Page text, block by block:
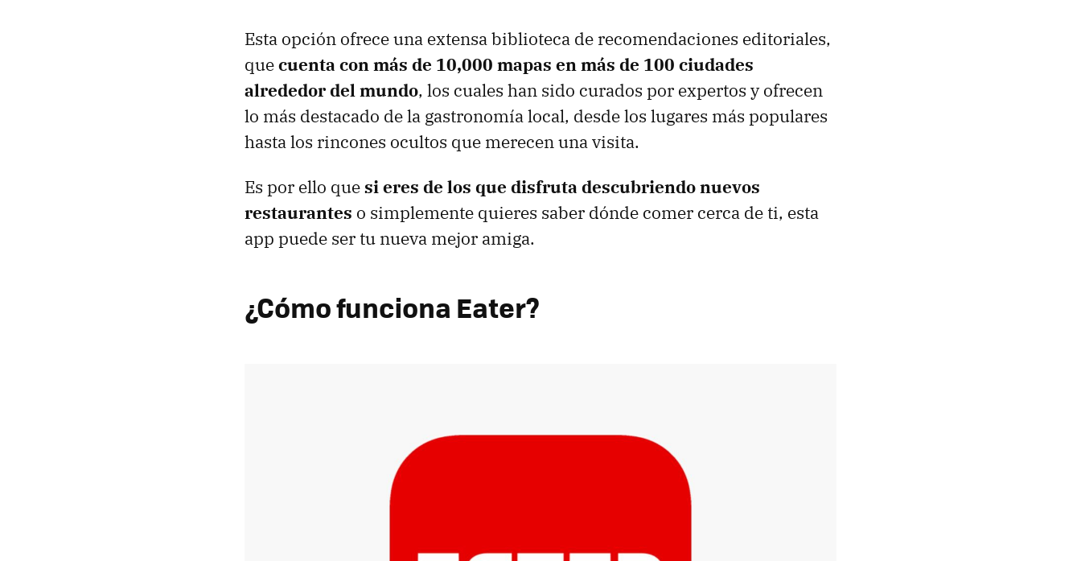
Esta opción ofrece una extensa biblioteca de recomendaciones editoriales,
quecuenta con más de 10,000 mapas en más de 100 ciudades
alrededor del mundo, los cuales han sido curados por expertos y ofrecen
lo más destacado de la gastronomía local, desde los lugares más populares
hasta los rincones ocultos que merecen una visita.
Es por ello quesi eres de los que disfruta descubriendo nuevos
restaurantes o simplemente quieres saber dónde comer cerca de ti, esta
app puede ser tu nueva mejor amiga.
¿Cómo funciona Eater?